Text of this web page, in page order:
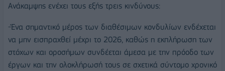
Ανάκαμψης ενέχει τους εξής τρεις κινδύνους:
-Ένα σημαντικό μέρος των διαθέσιμων κονδυλίων ενδέχεται
να μην εισπραχθεί μέχρι το 2026, καθώς η εκπλήρωση των
στόχων και οροσήμων συνδέεται άμεσα με την πρόοδο των
έργων και την ολοκλήρωσή τους σε σχετικά σύντομο χρονικό